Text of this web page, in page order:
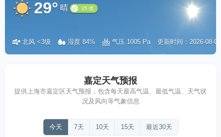
29° 晴
北风 <3级 湿度 84% 气压 1005 Pa 更新时间：2026-08-
嘉定天气预报
提供上海市嘉定区天气预报，包含每天最高气温、最低气温、天气状
况及风向等气象信息
今天 7天 10天 15天 最近30天